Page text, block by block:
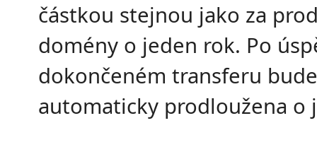
částkou stejnou jako za
domény o jeden rok. Po
dokončeném transferu
automaticky prodloužena o